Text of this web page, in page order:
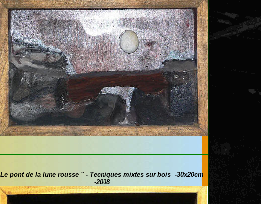
Le pont de la lune rousse " - Tecniques mixtes sur bois -30x20cm
-2008